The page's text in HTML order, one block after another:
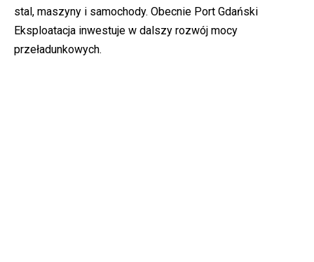
stal, maszyny i samochody. Obecnie Port Gdański
Eksploatacja inwestuje w dalszy rozwój mocy
przeładunkowych.